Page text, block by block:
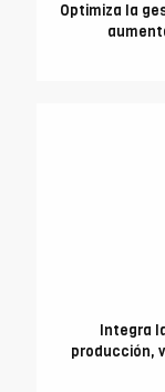
Optimiza la
Integra
producción,